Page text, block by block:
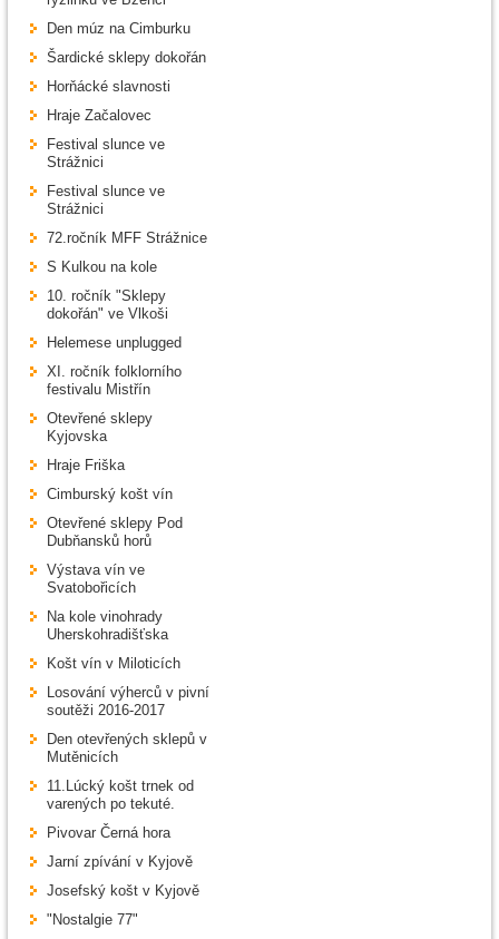
Den múz na Cimburku
Šardické sklepy dokořán
Horňácké slavnosti
Hraje Začalovec
Festival slunce ve
Strážnici
Festival slunce ve
Strážnici
72.ročník MFF Strážnice
S Kulkou na kole
10. ročník "Sklepy
dokořán" ve Vlkoši
Helemese unplugged
XI. ročník folklorního
festivalu Mistřín
Otevřené sklepy
Kyjovska
Hraje Friška
Cimburský košt vín
Otevřené sklepy Pod
Dubňansků horů
Výstava vín ve
Svatobořicích
Na kole vinohrady
Uherskohradišťska
Košt vín v Miloticích
Losování výherců v pivní
soutěži 2016-2017
Den otevřených sklepů v
Mutěnicích
11.Lúcký košt trnek od
varených po tekuté.
Pivovar Černá hora
Jarní zpívání v Kyjově
Josefský košt v Kyjově
"Nostalgie 77"